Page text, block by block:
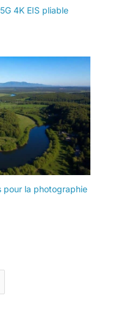
4K EIS pliable
pour la photographie